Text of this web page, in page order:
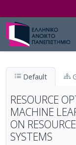
Default
RESOURCE
MACHINE
ON
SYSTEMS